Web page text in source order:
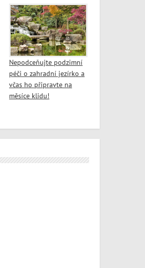
Nepodceňujte podzimní
péči o zahradní jezírko a
včas ho připravte na
měsíce klidu!